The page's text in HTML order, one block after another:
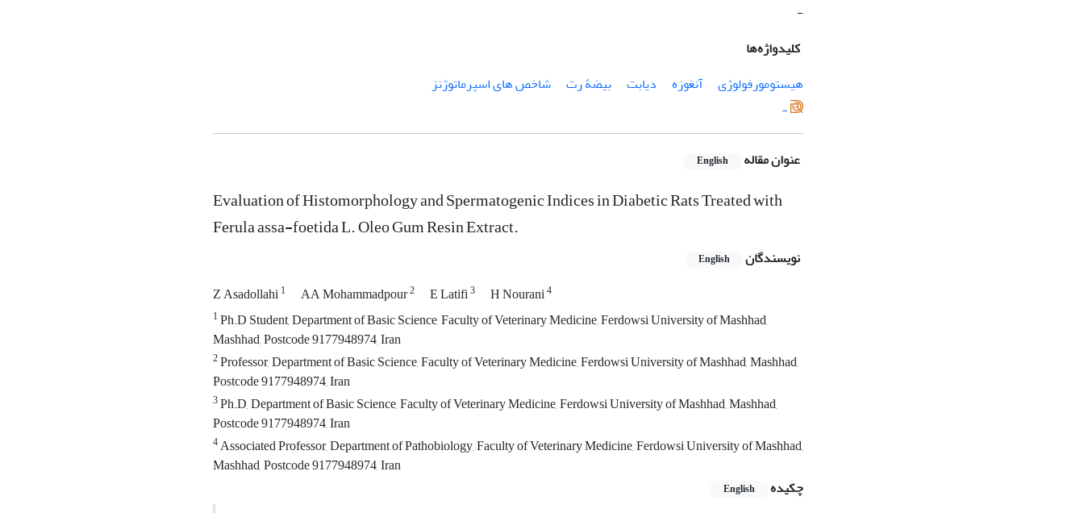
-
کلیدواژه‌ها
هیستومورفولوژی
آنغوزه دیابت بیضۀ رت
شاخص های اسپرماتوژنز
-
عنوان مقاله English
Evaluation of Histomorphology and Spermatogenic Indices in Diabetic Rats Treated with
Ferula assa-foetida L. Oleo Gum Resin Extract.
نویسندگان English
Z Asadollahi1 AA Mohammadpour2 E Latifi3 H Nourani4
1Ph.D Student, Department of Basic Science, Faculty of Veterinary Medicine, Ferdowsi University of Mashhad,
Mashhad, Postcode 9177948974, Iran
2Professor, Department of Basic Science, Faculty of Veterinary Medicine, Ferdowsi University of Mashhad, Mashhad,
Postcode 9177948974, Iran
3Ph.D, Department of Basic Science, Faculty of Veterinary Medicine, Ferdowsi University of Mashhad, Mashhad,
Postcode 9177948974, Iran
4Associated Professor, Department of Pathobiology, Faculty of Veterinary Medicine, Ferdowsi University of Mashhad,
Mashhad, Postcode 9177948974, Iran
چکیده
English